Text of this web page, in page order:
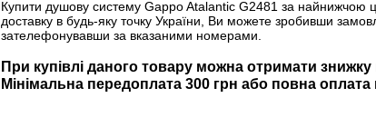
Купити душову систему Gappo Atalantic G2481 за найнижчою
доставку в будь-яку точку України, Ви можете зробивши
зателефонувавши за вказаними номерами.
При купівлі даного товару можна отримати знижку
Мінімальна передоплата 300 грн або повна оплата